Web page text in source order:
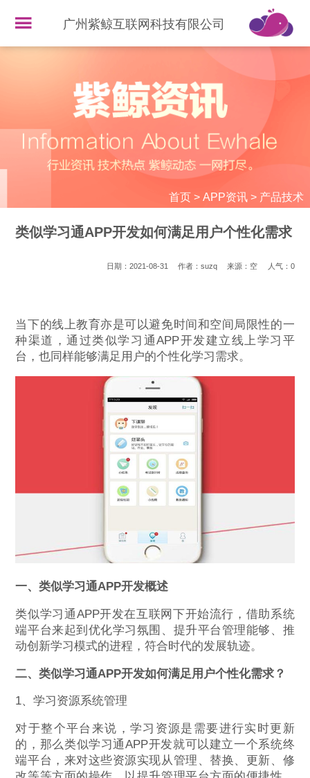
广州紫鲸互联网科技有限公司
首页> APP资讯> 产品技术
类似学习通APP开发如何满足用户个性化需求
日期：2021-08-31 作者：suzq 来源：空 人气： 0
当下的线上教育亦是可以避免时间和空间局限性的一
种渠道，通过类似学习通APP开发建立线上学习平
台，也同样能够满足用户的个性化学习需求。
一、类似学习通APP开发概述
类似学习通APP开发在互联网下开始流行，借助系统
端平台来起到优化学习氛围、提升平台管理能够、推
动创新学习模式的进程，符合时代的发展轨迹。
二、类似学习通APP开发如何满足用户个性化需求？
1、学习资源系统管理
对于整个平台来说，学习资源是需要进行实时更新
的，那么类似学习通APP开发就可以建立一个系统终
端平台，来对这些资源实现从管理、替换、更新、修